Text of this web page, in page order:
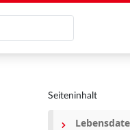
Seiteninhalt